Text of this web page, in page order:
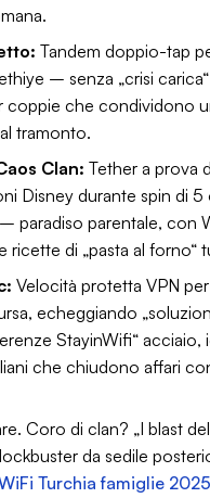
Tandem doppio-tap
– senza „crisi
coppie che condividono
tramonto.
Clan: Tether a prova
Disney durante spin di 5
paradiso parentale, con
ricette di „pasta al forno“
Velocità protetta VPN per
echeggiando
StayinWifi“ acciaio,
che chiudono affari
Coro di clan? „I blast
da sedile
Turchia famiglie 2025